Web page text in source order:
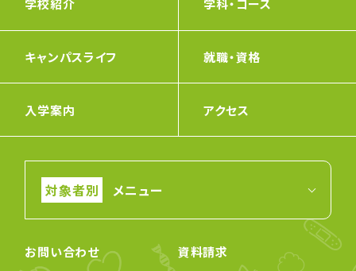
学校紹介 学科・コース
キャンパスライフ 就職・資格
入学案内 アクセス
メニュー
お問い合わせ
資料請求